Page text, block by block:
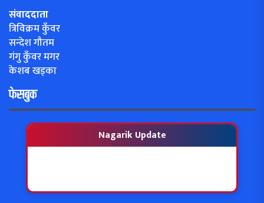
संवाददाता
त्रिविक्रम कुँवर
सन्देश गौतम
गंगु कुँवर मगर
केशब खड्का
फेसबुक
Nagarik Update